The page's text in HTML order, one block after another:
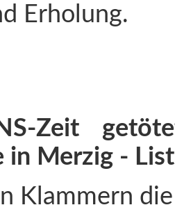
Erholung.
Zeit
in Merzig -
Klammern